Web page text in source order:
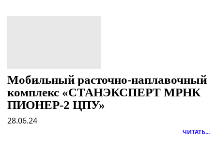
Мобильный расточно-наплавочный
комплекс «СТАНЭКСПЕРТ МРНК
ПИОНЕР-2 ЦПУ»
28.06.24
ЧИТАТЬ...